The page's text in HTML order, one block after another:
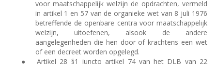
voor maatschappelijk welzijn de opdrachten, vermeld
in artikel 1 en 57 van de organieke wet van 8 juli 1976
betreffende de openbare centra voor maatschappelijk
welzijn, uitoefenen, alsook de andere
aangelegenheden die hen door of krachtens een wet
of een decreet worden opgelegd.
●
Artikel 28 §1 juncto artikel 74 van het DLB van 22